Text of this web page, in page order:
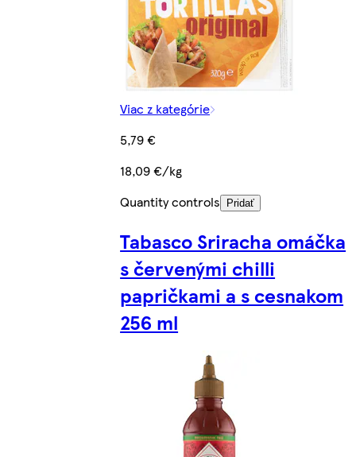
Viac z kategórie
5,79 €
18,09 €/kg
Quantity controls Pridať
Tabasco Sriracha omáčka
s červenými chilli
papričkami a s cesnakom
256 ml